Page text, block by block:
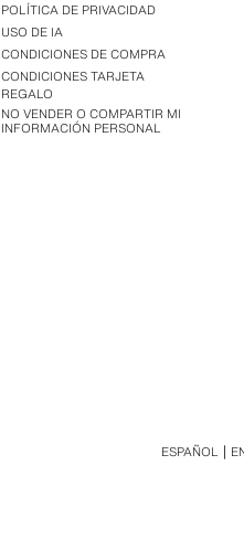
POLÍTICA DE PRIVACIDAD
USO DE IA
CONDICIONES DE COMPRA
CONDICIONES TARJETA
REGALO
NO VENDER O COMPARTIR MI
INFORMACIÓN PERSONAL
ESPAÑOL